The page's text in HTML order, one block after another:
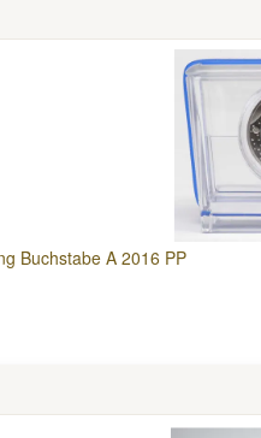
Buchstabe A 2016 PP